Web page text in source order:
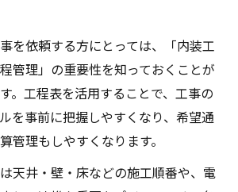
内装工事天井壁床の進め方の違い
える内装工事工程のコツ
作る内装工事の工程ポイント
仕上がりを美しくする工夫とは
を依頼する方にとっては、「内装工
管理」の重要性を知っておくことが
。工程表を活用することで、工事の
を事前に把握しやすくなり、希望通
管理もしやすくなります。
天井・壁・床などの施工順番や、電